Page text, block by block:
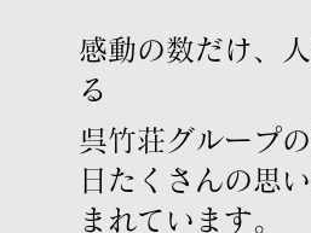
感動の数だけ、
る
呉竹荘グループ
日たくさんの思
まれています。